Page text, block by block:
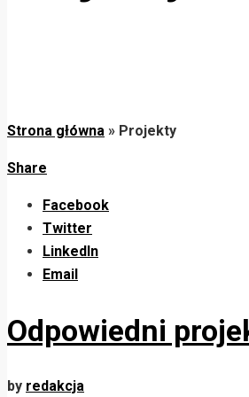
Strona główna » Projekty
Share
Facebook
Twitter
LinkedIn
Email
Odpowiedni
by redakcja